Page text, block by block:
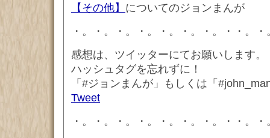
【その他】 についてのジョンまんが
・。・。・。・。・。・。・。・・。
感想は、ツイッターにてお願いします。
ハッシュタグを忘れずに！
「#ジョンまんが」もしくは「
Tweet
・。・。・。・。・。・。・。・・。